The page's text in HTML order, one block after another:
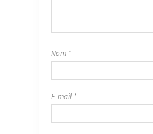
Nom *
E-mail *